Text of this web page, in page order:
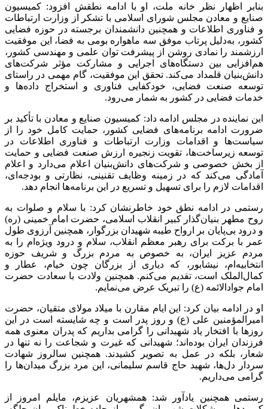
بنابر اظهار نظر خانه ملت، او با ادامه نطقش افزود: کمیسیون
صنایع و معادن مجلس شورای اسلامی با تشکر از وزارت ارتباطات
و فناوری اطلاعات و همچنین دانشمندان برجسته در حوزه فضایی
کشور، به‌دلیل پرتاب موفق سه ماهواره بومی به فضا، این موفقیت
ارزشمند را نمادی روشن از پیشرفت توان علمی و مهندسی کشور،
هم‌افزایی بین دستگاه‌های اجرایی و مشارکت مؤثر شرکت‌های
دانش‌بنیان قلمداد می‌کند. تحقق این موفقیت، گام مهمی در راستای
توسعه صنعت فضایی، خودکفایی فناوری و استخراج داده‌ها و
خدمات فضایی در کشور به شمار می‌رود.
این نماینده در مجلس ادامه داد: کمیسیون صنایع و معادن با تأکید بر
ضرورت ادامه برنامه‌های فضایی کشور، حمایت کامل خود را از
سیاست‌ها و اقدامات وزارت ارتباطات و فناوری اطلاعات در
توسعه زیرساخت‌ها، تقویت زنجیره ارزش صنعت فضایی و حمایت
از بخش خصوصی و شرکت‌های دانش‌بنیان اعلام می‌دارد و اعلام
آمادگی می‌کند که در زمینه وظایف تقنینی، نظارتی و بودجه‌ای،
اقدامات لازم را برای تسهیل و تسریع در این برنامه‌ها انجام دهد.
رستمی در ادامه نطق خود خاطرنشان کرد: با سلام و صلوات به
روح مطهر بنیان‌گذار کبیر انقلاب اسلامی، حضرت امام خمینی (ره)
و درود بی‌پایان بر ارواح طیبه شهیدان بزرگوار، همچنین آرزوی طول
عمر با برکت برای رهبر معظم انقلاب، سلام و درود ویژه‌ام را به
مردم عزیز ایران، به خصوص به مردم بزرگ و شریف حوزه
انتخابیه‌ام، نیشابور، که دیاری از بزرگان چون خیام، عطار و
کمال‌الملک است، تقدیم می‌کنم. همچنین ولادت با سعادت حضرت
امام جوادالائمه (ع) را تبریک عرض می‌نمایم.
او در ادامه بیان کرد: این ایام مقارن با میلاد مولای متقیان، حضرت
امیرالمؤمنین علی (ع) و روز پدر است و چه شایسته است در این
روزها با افتخار یاد شهیدانی را گرامی بداریم که پدران معنوی همه
فرزندان ایران بوده‌اند؛ شهیدانی که غیرت و شجاعت را نه تنها در
شعار، بلکه در عمل به تصویر کشیدند. همچنین سالروز شهادت
سردار دل‌ها، شهید حاج قاسم سلیمانی، این مرد بزرگ میدان‌ها را
گرامی می‌داریم.
رستمی همچنین یادآور شد: همشهریان عزیزم، مایلم امروز از